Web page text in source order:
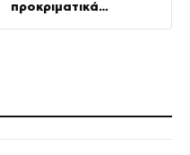
προκριματικά